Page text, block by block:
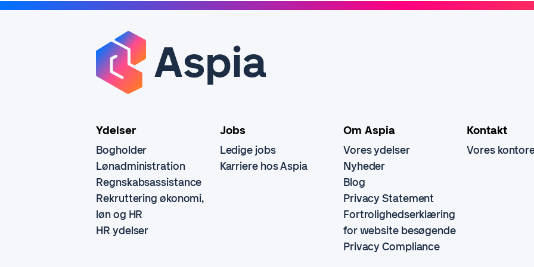
Ydelser
Bogholder
Lønadministration
Regnskabsassistance
Rekruttering økonomi,
løn og HR
HR ydelser
Jobs
Ledige jobs
Karriere hos Aspia
Om Aspia
Vores ydelser
Nyheder
Blog
Privacy Statement
Fortrolighedserklæring
for website besøgende
Privacy Compliance
Kontakt
Vores